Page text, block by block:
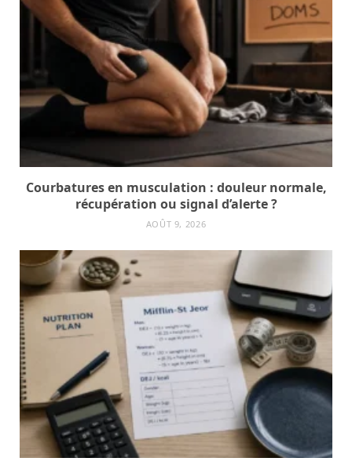
Courbatures en musculation : douleur normale,
récupération ou signal d’alerte ?
AOÛT 9, 2026